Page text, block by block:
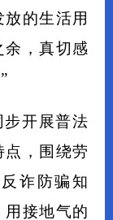
的生活用
余，真切感
开展普法
点，围绕劳
诈防骗知
用接地气的